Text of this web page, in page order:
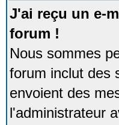
J'ai reçu un e-
forum !
Nous sommes
forum inclut des
envoient des
l'administrateur